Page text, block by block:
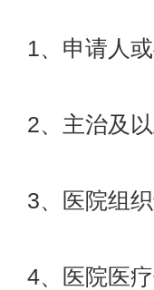
1、申请人
2、主治及
3、医院组
4、医院医